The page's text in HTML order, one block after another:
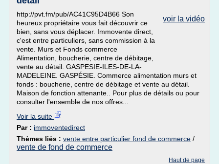
voir la vidéo
http://pvt.fm/pub/AC41C95D4B66 Son
heureux propriétaire vous fait découvrir ce
bien, sans vous déplacer. Immovente direct,
c'est entre particuliers, sans commission à la
vente. Murs et Fonds commerce
Alimentation, boucherie, centre de débitage,
vente au détail. GASPESIE-ILES-DE-LA-
MADELEINE. GASPÉSIE. Commerce alimentation murs et
fonds : boucherie, centre de débitage et vente au détail.
Maison de fonction attenante.. Pour plus de détails ou pour
consulter l'ensemble de nos offres...
Voir la suite
Par : immoventedirect
Thèmes liés : vente entre particulier fond de commerce /
vente de fond de commerce
Haut de page